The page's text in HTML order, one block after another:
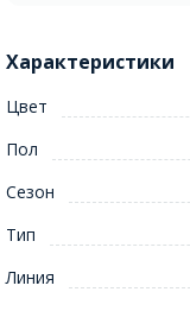
Характеристики
Цвет
Пол
Сезон
Тип
Линия